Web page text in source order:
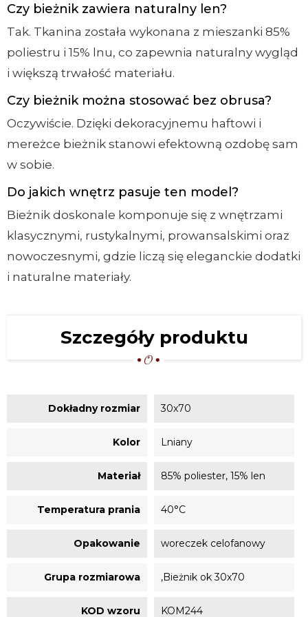
Czy bieżnik zawiera naturalny len?
Tak. Tkanina została wykonana z mieszanki 85%
poliestru i 15% lnu, co zapewnia naturalny wygląd
i większą trwałość materiału.
Czy bieżnik można stosować bez obrusa?
Oczywiście. Dzięki dekoracyjnemu haftowi i
mereżce bieżnik stanowi efektowną ozdobę sam
w sobie.
Do jakich wnętrz pasuje ten model?
Bieżnik doskonale komponuje się z wnętrzami
klasycznymi, rustykalnymi, prowansalskimi oraz
nowoczesnymi, gdzie liczą się eleganckie dodatki
i naturalne materiały.
Szczegóły produktu
Dokładny rozmiar 30x70
Kolor Lniany
Materiał 85% poliester, 15% len
Temperatura prania 40°C
Opakowanie woreczek celofanowy
Grupa rozmiarowa ,Bieżnik ok 30x70
KOD wzoru KOM244